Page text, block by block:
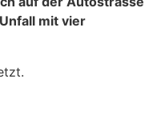
mit vier